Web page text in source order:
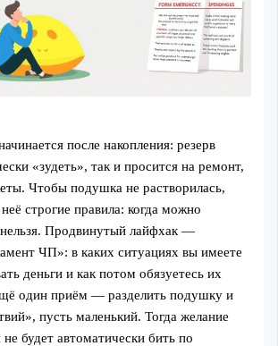
после накопления: резерв
«зудеть», так и просится на ремонт,
Чтобы подушка не растворилась,
строгие правила: когда можно
нельзя. Продвинутый лайфхак —
ЧП»: в каких ситуациях вы имеете
деньги и как потом обязуетесь их
один приём — разделить подушку и
пусть маленький. Тогда желание
не будет автоматически бить по